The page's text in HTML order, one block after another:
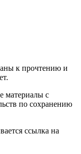
к прочтению и
материалы с
по сохранению
ссылка на